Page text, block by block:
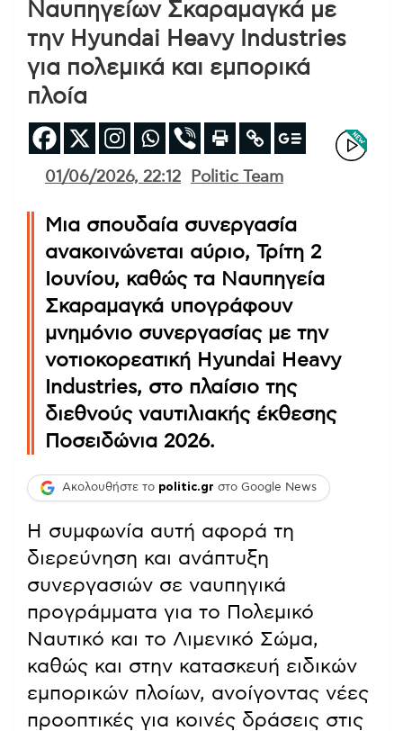
Ναυπηγείων Σκαραμαγκά με
την Hyundai Heavy Industries
για πολεμικά και εμπορικά
πλοία
01/06/2026, 22:12 Politic Team
Μια σπουδαία συνεργασία
ανακοινώνεται αύριο, Τρίτη 2
Ιουνίου, καθώς τα Ναυπηγεία
Σκαραμαγκά υπογράφουν
μνημόνιο συνεργασίας με την
νοτιοκορεατική Hyundai Heavy
Industries, στο πλαίσιο της
διεθνούς ναυτιλιακής έκθεσης
Ποσειδώνια 2026.
Ακολουθήστε το politic.gr στο Google News
Η συμφωνία αυτή αφορά τη
διερεύνηση και ανάπτυξη
συνεργασιών σε ναυπηγικά
προγράμματα για το Πολεμικό
Ναυτικό και το Λιμενικό Σώμα,
καθώς και στην κατασκευή ειδικών
εμπορικών πλοίων, ανοίγοντας νέες
προοπτικές για κοινές δράσεις στις